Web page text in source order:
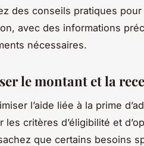
des conseils pratiques
avec des informations
nécessaires.
le montant et la
l’aide liée à la prime
les critères d’éligibilité et
que certains besoins